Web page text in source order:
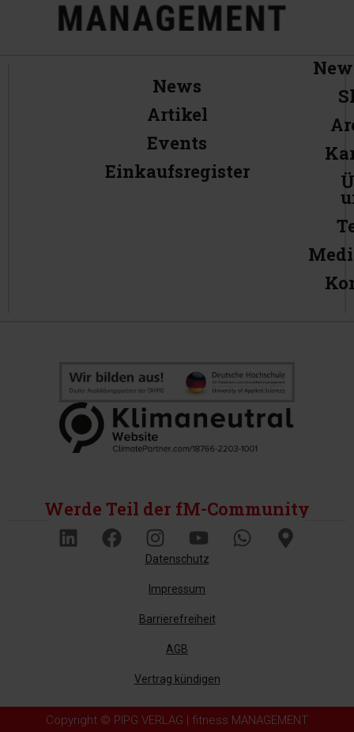
News
Artikel
Events
Einkaufsregister
Werde Teil der fM-Community
Datenschutz
Impressum
Barrierefreiheit
AGB
Vertrag kündigen
Copyright © PIPG VERLAG | fitness MANAGEMENT